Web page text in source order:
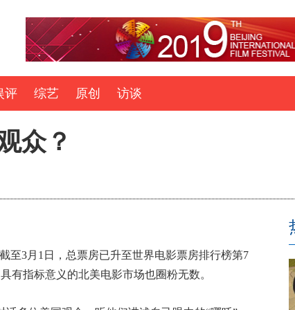
评 综艺 原创 访谈
众？
3月1日，总票房已升至世界电影票房排行榜第7
有指标意义的北美电影市场也圈粉无数。